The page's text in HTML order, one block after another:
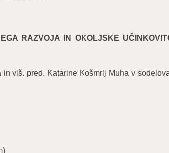
RAZVOJA IN OKOLJSKE
viš. pred. Katarine Košmrlj Muha v